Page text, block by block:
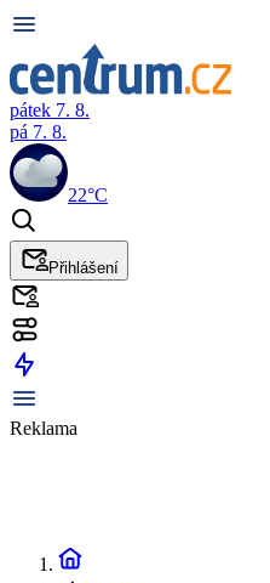
pátek 7. 8.
pá 7. 8.
22°C
Přihlášení
Reklama